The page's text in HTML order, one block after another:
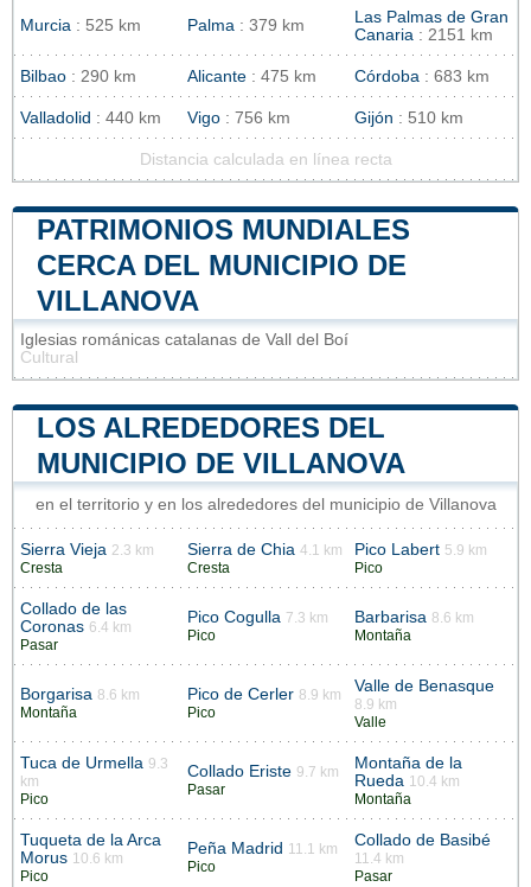
Murcia : 525 km Palma : 379 km
Las Palmas de Gran
Canaria : 2151 km
Bilbao : 290 km Alicante : 475 km Córdoba : 683 km
Valladolid : 440 km Vigo : 756 km Gijón : 510 km
Distancia calculada en línea recta
PATRIMONIOS MUNDIALES
CERCA DEL MUNICIPIO DE
VILLANOVA
Iglesias románicas catalanas de Vall del Boí
Cultural
LOS ALREDEDORES DEL
MUNICIPIO DE VILLANOVA
en el territorio y en los alrededores del municipio de Villanova
Sierra Vieja 2.3 km
Cresta
Sierra de Chia 4.1 km
Cresta
Pico Labert 5.9 km
Pico
Collado de las
Coronas 6.4 km
Pasar
Pico Cogulla 7.3 km
Pico
Barbarisa 8.6 km
Montaña
Borgarisa 8.6 km
Montaña
Pico de Cerler 8.9 km
Pico
Valle de Benasque
8.9 km
Valle
Tuca de Urmella 9.3
km
Pico
Collado Eriste 9.7 km
Pasar
Montaña de la
Rueda 10.4 km
Montaña
Tuqueta de la Arca
Morus 10.6 km
Pico
Peña Madrid 11.1 km
Pico
Collado de Basibé
11.4 km
Pasar